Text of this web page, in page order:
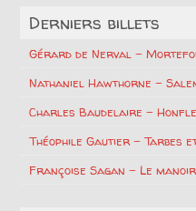
Derniers billets
Gérard de Nerval –
Nathaniel Hawthorne –
Charles Baudelaire –
Théophile Gautier – Tarbes
Françoise Sagan – Le